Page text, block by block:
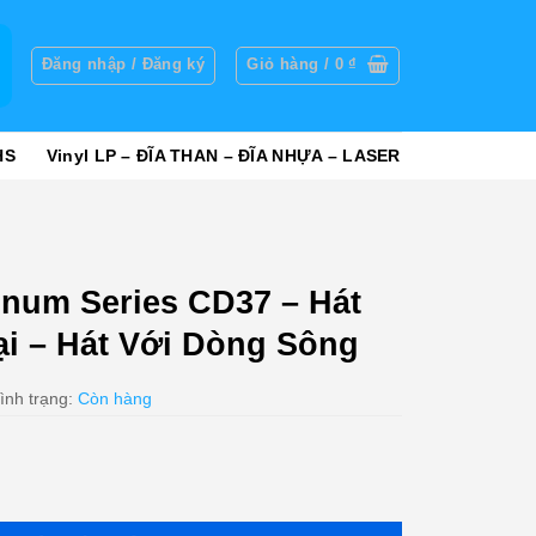
Đăng nhập / Đăng ký Giỏ hàng / 0₫
Vinyl LP – ĐĨA THAN – ĐĨA NHỰA – LASER
Series CD37 – Hát
– Hát Với Dòng Sông
trạng: Còn hàng